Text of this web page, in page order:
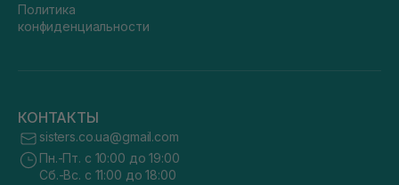
Политика
конфиденциальности
КОНТАКТЫ
sisters.co.ua@gmail.com
Пн.-Пт. с 10:00 до 19:00
Сб.-Вс. с 11:00 до 18:00